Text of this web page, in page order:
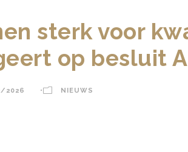
sterk voor
op besluit
2026 • NIEUWS